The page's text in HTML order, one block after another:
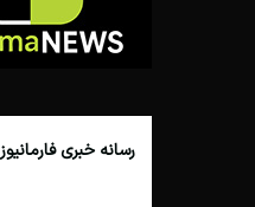
رسانه خبری فارمانیوز